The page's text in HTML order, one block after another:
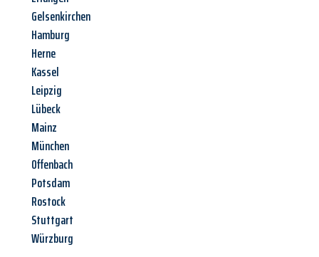
Gelsenkirchen
Hamburg
Herne
Kassel
Leipzig
Lübeck
Mainz
München
Offenbach
Potsdam
Rostock
Stuttgart
Würzburg